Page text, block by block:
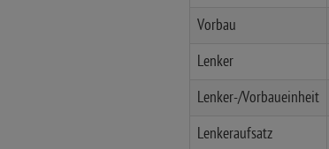
Vorbau
Lenker
Lenker-/Vorbaueinheit
Lenkeraufsatz